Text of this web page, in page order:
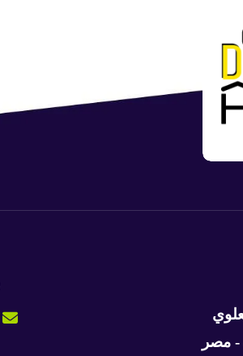
- مصر